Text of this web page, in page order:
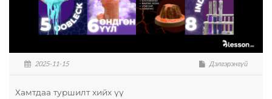
2025-11-15 Дэлгэрэнгүй
Хамтдаа туршилт хийх үү